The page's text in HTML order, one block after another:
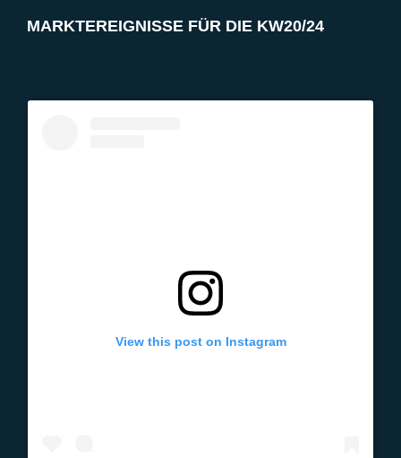
MARKTEREIGNISSE FÜR DIE KW20/24
View this post on Instagram